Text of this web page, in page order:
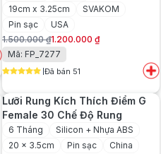
19cm x 3.25cm
SVAKOM
Pin sạc
USA
1.500.000₫
Giá
gốc
là:
1.500.000 ₫.
1.200.000 ₫
Giá
hiện
tại
là:
1.200.000 ₫.
Mã: FP_7277
Đã bán 51
Lưỡi Rung Kích Thích Điểm G
Female 30 Chế Độ Rung
6 Tháng
Silicon + Nhựa ABS
20 x 3.5cm
Pin sạc
China